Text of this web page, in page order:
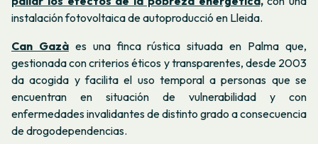
instalación fotovoltaica de autoproducció en Lleida.
Can Gazàes una finca rústica situada en Palma que,
gestionada con criterios éticos y transparentes, desde 2003
da acogida y facilita el uso temporal a personas que se
encuentran en situación de vulnerabilidad y con
enfermedades invalidantes de distinto grado a consecuencia
de drogodependencias.